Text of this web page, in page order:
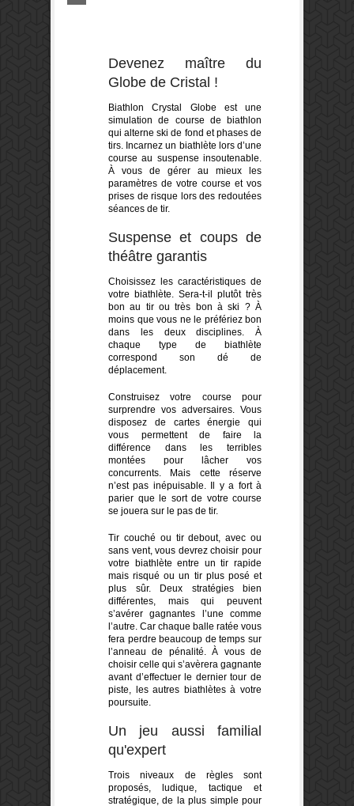
Devenez maître du
Globe de Cristal !
Biathlon Crystal Globe est une
simulation de course de biathlon
qui alterne ski de fond et phases de
tirs. Incarnez un biathlète lors d’une
course au suspense insoutenable.
À vous de gérer au mieux les
paramètres de votre course et vos
prises de risque lors des redoutées
séances de tir.
Suspense et coups de
théâtre garantis
Choisissez les caractéristiques de
votre biathlète. Sera-t-il plutôt très
bon au tir ou très bon à ski ? À
moins que vous ne le préfériez bon
dans les deux disciplines. À
chaque type de biathlète
correspond son dé de
déplacement.
Construisez votre course pour
surprendre vos adversaires. Vous
disposez de cartes énergie qui
vous permettent de faire la
différence dans les terribles
montées pour lâcher vos
concurrents. Mais cette réserve
n’est pas inépuisable. Il y a fort à
parier que le sort de votre course
se jouera sur le pas de tir.
Tir couché ou tir debout, avec ou
sans vent, vous devrez choisir pour
votre biathlète entre un tir rapide
mais risqué ou un tir plus posé et
plus sûr. Deux stratégies bien
différentes, mais qui peuvent
s’avérer gagnantes l’une comme
l’autre. Car chaque balle ratée vous
fera perdre beaucoup de temps sur
l’anneau de pénalité. À vous de
choisir celle qui s’avèrera gagnante
avant d’effectuer le dernier tour de
piste, les autres biathlètes à votre
poursuite.
Un jeu aussi familial
qu'expert
Trois niveaux de règles sont
proposés, ludique, tactique et
stratégique, de la plus simple pour